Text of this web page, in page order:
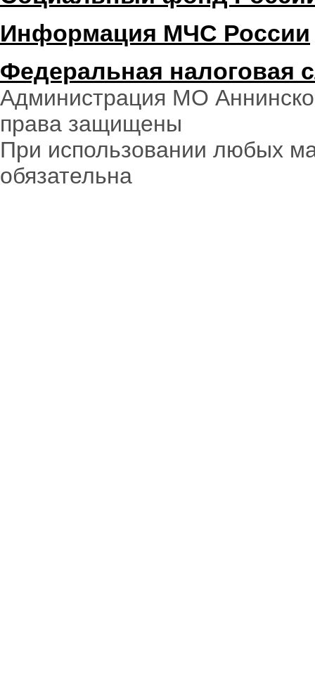
Информация МЧС России
Федеральная налоговая
Администрация МО
права защищены
При использовании любых
обязательна